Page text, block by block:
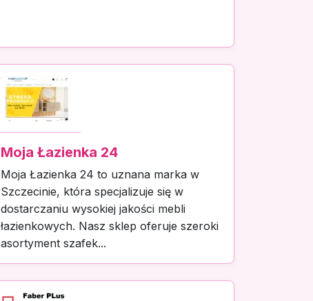
Moja Łazienka 24
Moja Łazienka 24 to uznana marka w
Szczecinie, która specjalizuje się w
dostarczaniu wysokiej jakości mebli
łazienkowych. Nasz sklep oferuje szeroki
asortyment szafek...